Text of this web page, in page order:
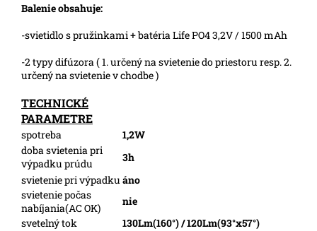
Balenie obsahuje:
-svietidlo s pružinkami + batéria Life PO4 3,2V / 1500 mAh
-2 typy difúzora ( 1. určený na svietenie do priestoru resp. 2.
určený na svietenie v chodbe )
TECHNICKÉ
PARAMETRE
spotreba
1,2W
doba svietenia pri
výpadku prúdu
3h
svietenie pri výpadku áno
svietenie počas
nabíjania(AC OK)
nie
svetelný tok
130Lm(160°) / 120Lm(93°x57°)